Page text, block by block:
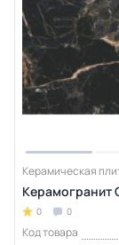
Керамическая
Керамогранит
0 0
Код товара